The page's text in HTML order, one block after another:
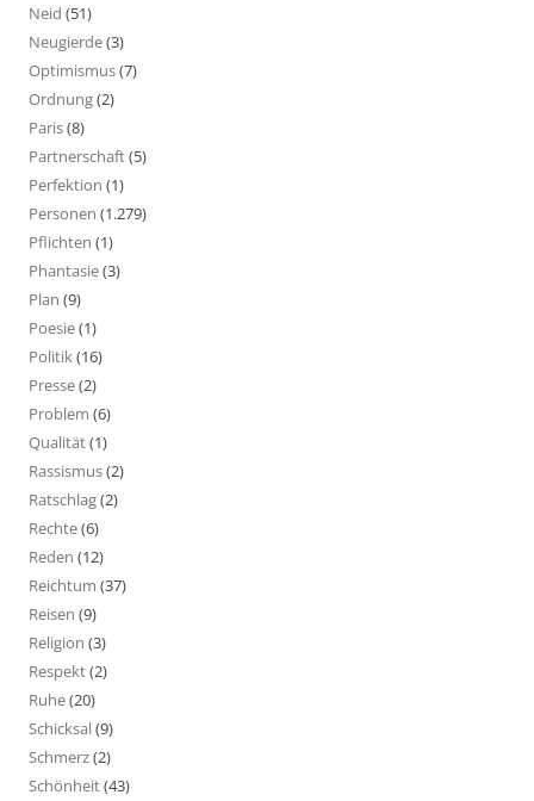
Neid (51)
Neugierde(3)
Optimismus(7)
Ordnung(2)
Paris(8)
Partnerschaft(5)
Perfektion (1)
Personen (1.279)
Pflichten (1)
Phantasie(3)
Plan (9)
Poesie(1)
Politik(16)
Presse(2)
Problem (6)
Qualität(1)
Rassismus(2)
Ratschlag(2)
Rechte(6)
Reden (12)
Reichtum (37)
Reisen (9)
Religion (3)
Respekt(2)
Ruhe(20)
Schicksal(9)
Schmerz(2)
Schönheit(43)